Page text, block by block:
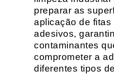
preparar as
aplicação de fitas
adesivos,
contaminantes
comprometer a
diferentes tipos